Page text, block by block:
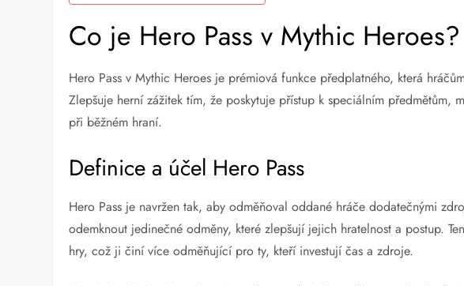
Co je Hero Pass v Mythic Heroes?
Hero Pass v Mythic Heroes je prémiová funkce předplatného, která
Zlepšuje herní zážitek tím, že poskytuje přístup k speciálním předmětům,
při běžném hraní.
Definice a účel Hero Pass
Hero Pass je navržen tak, aby odměňoval oddané hráče dodatečnými
odemknout jedinečné odměny, které zlepšují jejich hratelnost a postup.
hry, což ji činí více odměňující pro ty, kteří investují čas a zdroje.